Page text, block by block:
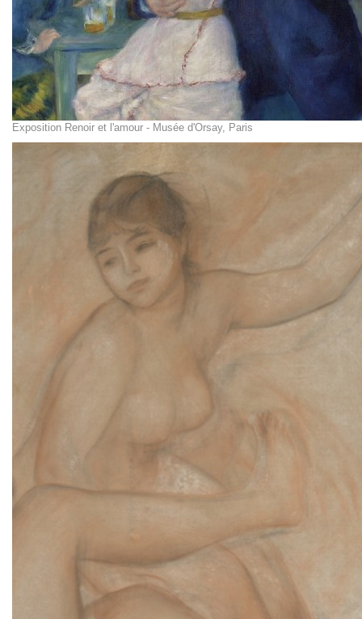
Exposition Renoir et l'amour - Musée d'Orsay, Paris